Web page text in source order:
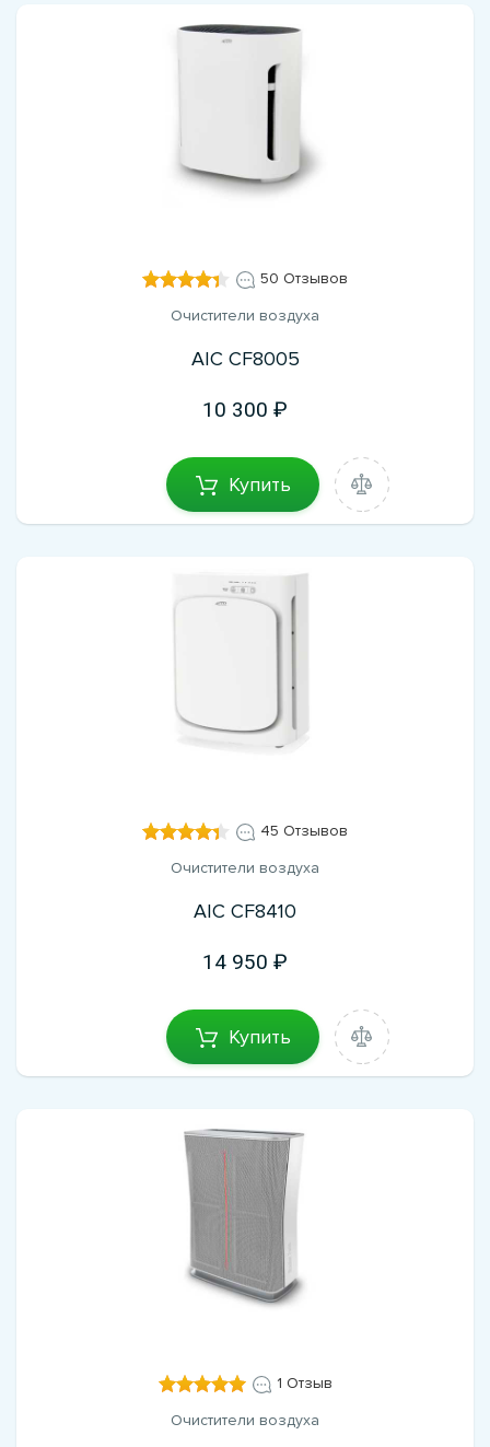
50 Отзывов
Очистители воздуха
AIC CF8005
10 300
Купить
45 Отзывов
Очистители воздуха
AIC CF8410
14 950
Купить
1 Отзыв
Очистители воздуха